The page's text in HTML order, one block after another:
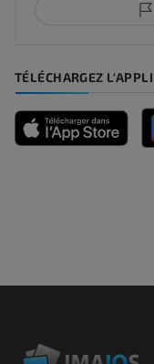
TÉLÉCHARGEZ L'APPLI